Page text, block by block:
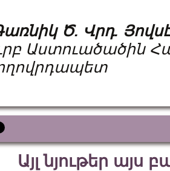
Ծ. Վրդ.
Աստուածածին
Այլ նյութեր այս